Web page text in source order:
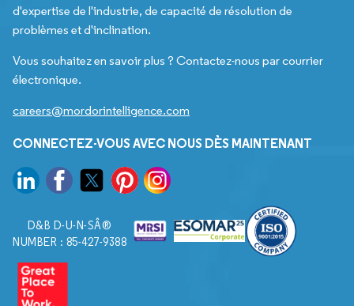
d'expertise de l'industrie, de capacité de résolution de
problèmes et d'inclination.
Vous souhaitez en savoir plus ? Contactez-nous par courrier
électronique.
careers@mordorintelligence.com
CONNECTEZ-VOUS AVEC NOUS DÈS MAINTENANT
D&B D-U-N-SÂ®
NUMBER : 85-427-9388